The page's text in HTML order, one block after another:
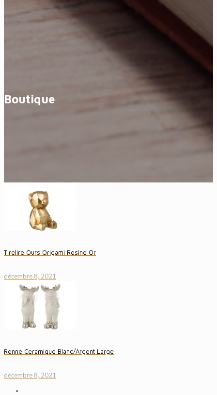
Boutique
Tirelire Ours Origami Resine Or
décembre 8, 2021
Renne Ceramique Blanc/Argent Large
décembre 8, 2021